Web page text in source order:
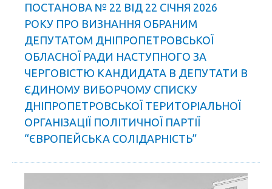
ПОСТАНОВА № 22 ВІД 22 СІЧНЯ 2026
РОКУ ПРО ВИЗНАННЯ ОБРАНИМ
ДЕПУТАТОМ ДНІПРОПЕТРОВСЬКОЇ
ОБЛАСНОЇ РАДИ НАСТУПНОГО ЗА
ЧЕРГОВІСТЮ КАНДИДАТА В ДЕПУТАТИ В
ЄДИНОМУ ВИБОРЧОМУ СПИСКУ
ДНІПРОПЕТРОВСЬКОЇ ТЕРИТОРІАЛЬНОЇ
ОРГАНІЗАЦІЇ ПОЛІТИЧНОЇ ПАРТІЇ
“ЄВРОПЕЙСЬКА СОЛІДАРНІСТЬ”